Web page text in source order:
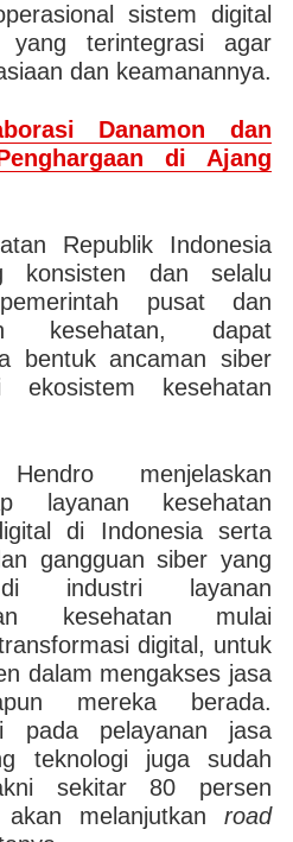
sistem digital
yang terintegrasi agar
dan keamanannya.
Danamon dan
di Ajang
Republik Indonesia
konsisten dan selalu
pusat dan
kesehatan, dapat
bentuk ancaman siber
kesehatan
menjelaskan
layanan kesehatan
di Indonesia serta
gangguan siber yang
industri layanan
kesehatan mulai
digital, untuk
dalam mengakses jasa
mereka berada.
pada pelayanan jasa
teknologi juga sudah
sekitar 80 persen
akan melanjutkanroad